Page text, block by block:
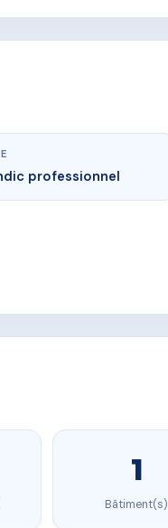
professionnel
1
Bâtiment(s)